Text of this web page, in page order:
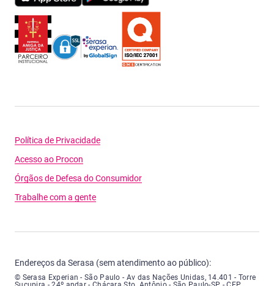
Política de Privacidade
Acesso ao Procon
Órgãos de Defesa do Consumidor
Trabalhe com a gente
Endereços da Serasa (sem atendimento ao público):
Serasa Experian - São Paulo - Endereço: Avenida das Nações Unidas,
© Serasa Experian - São Paulo - Av das Nações Unidas, 14.401 - Torre